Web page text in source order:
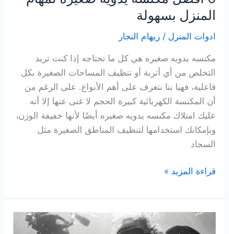
المنزل بسهولة
ادوات المنزل /ريهام النجار
مكنسه يدويه صغيره هي كل ما تحتاجه إذا كنت تريد
التخلص من أي أتربة أو تنظيف المساحات الصغيرة بكل
فاعلية، فهيا بنا نتعرف على أهم الأنواع. على الرغم من
أن المكنسة الكهربائية كبيرة الحجم لا غنى عنها إلا أنه
عليك امتلاك مكنسه يدويه صغيره أيضًا لأنها خفيفة الوزن،
وبإمكانك استخدامها لتنظيف المناطق الصغيرة مثل
السجاد
6
مكنسه
يدويه
صغيره
قراءة المزيد »